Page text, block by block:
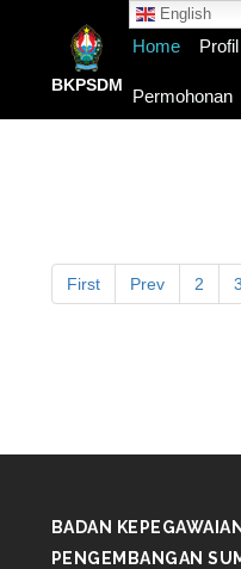
English
BKPSDM
Home Profil
Permohonan
First Prev 2 3
BADAN
PENGEMBANGAN